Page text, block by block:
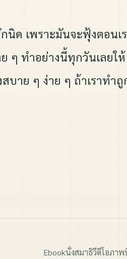
นิด เพราะมันจะฟุ้งตอนเ
ๆ ทำอย่างนี้ทุกวันเลยให้
บาย ๆ ง่าย ๆ ถ้าเราทำ
Ebookนั่งสมาธิวีดีโอภาพ